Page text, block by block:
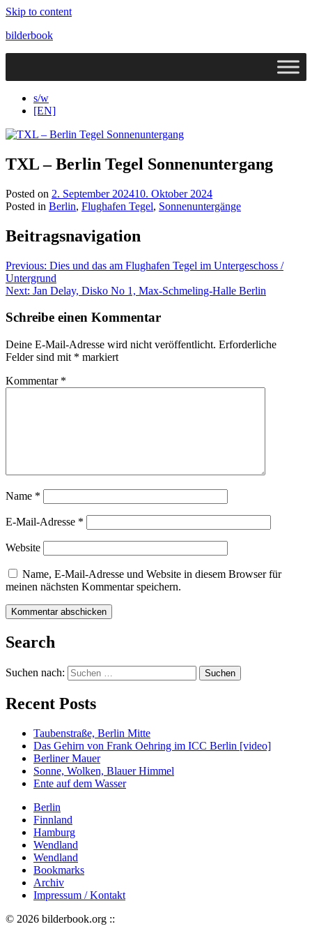
Skip to content
bilderbook
s/w
[EN]
TXL – Berlin Tegel Sonnenuntergang
Posted on 2. September 202410. Oktober 2024
Posted in Berlin, Flughafen Tegel, Sonnenuntergänge
Beitragsnavigation
Previous: Dies und das am Flughafen Tegel im Untergeschoss /
Untergrund
Next: Jan Delay, Disko No 1, Max-Schmeling-Halle Berlin
Schreibe einen Kommentar
Deine E-Mail-Adresse wird nicht veröffentlicht. Erforderliche
Felder sind mit * markiert
Kommentar *
Name *
E-Mail-Adresse *
Website
Name, E-Mail-Adresse und Website in diesem Browser für
meinen nächsten Kommentar speichern.
Search
Suchen nach:
Recent Posts
Taubenstraße, Berlin Mitte
Das Gehirn von Frank Oehring im ICC Berlin [video]
Berliner Mauer
Sonne, Wolken, Blauer Himmel
Ente auf dem Wasser
Berlin
Finnland
Hamburg
Wendland
Wendland
Bookmarks
Archiv
Impressum / Kontakt
© 2026 bilderbook.org ::